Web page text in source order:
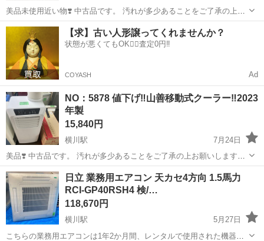
美品未使用近い物❣️ 中古品です。 汚れが多少あることをご了承の上お
願い致します。 動作確認済 店頭にも同時販売しているため、無くなる
可能性があることをご了承の上よろしくお願いいたします。 横川激安
リサイクルセンター...
広島 広島市 横川駅 季節、空調家電 クーラー
【求】古い人形譲ってくれませんか？
状態が悪くてもOK🙆‍♀️査定0円‼️
COYASH Ad
NO：5878 値下げ‼️山善移動式クーラー‼️2023
年製
15,840円
横川駅
7月24日
美品❣️ 中古品です。 汚れが多少あることをご了承の上お願いします。
動作確認済 ただしリモコンがないため、安くにするから、ご了承の程
お願い致します。‼️ 店頭にも同時販売しているため、無くなる可能性
があることをご了承の上...
広島 広島市 横川駅 季節、空調家電 クーラー
日立 業務用エアコン 天カセ4方向 1.5馬力
RCI-GP40RSH4 検/…
118,670円
横川駅
5月27日
こちらの業務用エアコンは1年2か月間、レンタルで使用された機器に